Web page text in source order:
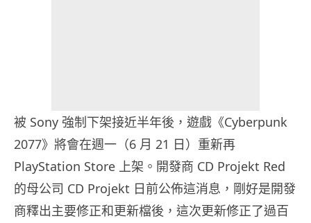
被 Sony 強制下架接近半年後，遊戲《Cyberpunk
2077》將會在週一（6 月 21 日）重新再
PlayStation Store 上架。開發商 CD Projekt Red
的母公司 CD Projekt 日前公佈這消息，剛好是開發
商釋出主要修正和更新檔後，這次更新修正了過百